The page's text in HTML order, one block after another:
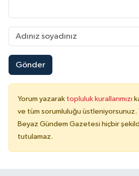
Gönder
Yorum yazarak topluluk kurallarımızı
ve tüm sorumluluğu üstleniyorsunuz.
Beyaz Gündem Gazetesi hiçbir
tutulamaz.